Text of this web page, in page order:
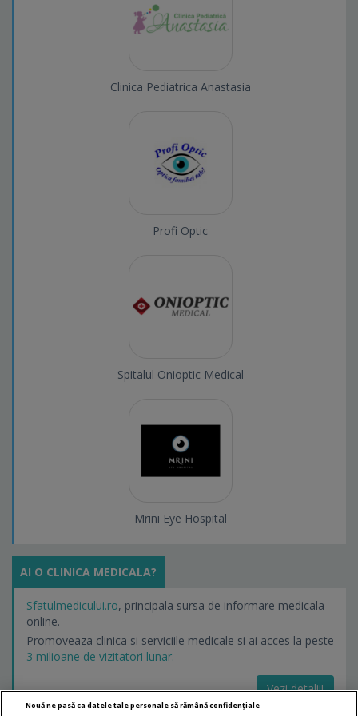
Clinica Pediatrica Anastasia
Profi Optic
Spitalul Onioptic Medical
Mrini Eye Hospital
AI O CLINICA MEDICALA?
Sfatulmedicului.ro, principala sursa de informare medicala
online.
Promoveaza clinica si serviciile medicale si ai acces la peste
3 milioane de vizitatori lunar.
Vezi detalii!
Nouă ne pasă ca datele tale personale să rămână confidențiale